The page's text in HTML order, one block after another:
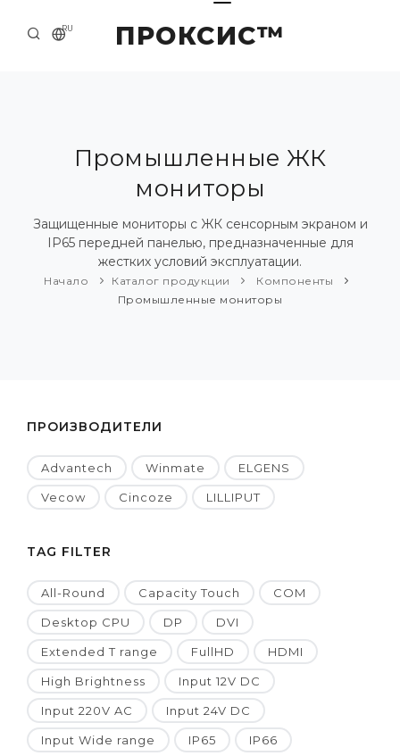
ПРОКСИС™
RU
О КОМПАНИИ
ПРИМЕРЫ И РЕШЕНИЯ
КАТАЛОГ ПРОДУКЦИИ
ПРЕСС-ЦЕНТР
Промышленные ЖК
мониторы
Защищенные мониторы с ЖК сенсорным экраном и
IP65 передней панелью, предназначенные для
жестких условий эксплуатации.
Начало Каталог продукции
Компоненты
Промышленные мониторы
ПРОИЗВОДИТЕЛИ
Advantech Winmate ELGENS
Vecow Cincoze LILLIPUT
TAG FILTER
All-Round Capacity Touch COM
Desktop CPU DP DVI
Extended T range FullHD HDMI
High Brightness Input 12V DC
Input 220V AC Input 24V DC
Input Wide range IP65 IP66